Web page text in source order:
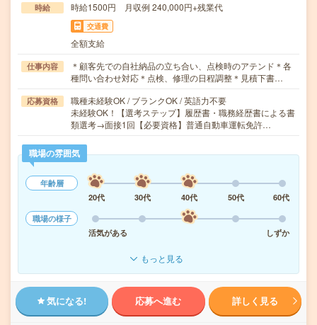
時給 時給1500円 月収例 240,000円+残業代
交通費
全額支給
仕事内容
＊顧客先での自社納品の立ち合い、点検時のアテンド＊各
種問い合わせ対応＊点検、修理の日程調整＊見積下書…
応募資格
職種未経験OK / ブランクOK / 英語力不要
未経験OK！【選考ステップ】履歴書・職務経歴書による書
類選考→面接1回【必要資格】普通自動車運転免許…
職場の雰囲気
年齢層
20代
30代 40代 50代
60代
職場の様子
活気がある
しずか
もっと見る
気になる! 応募へ進む 詳しく見る